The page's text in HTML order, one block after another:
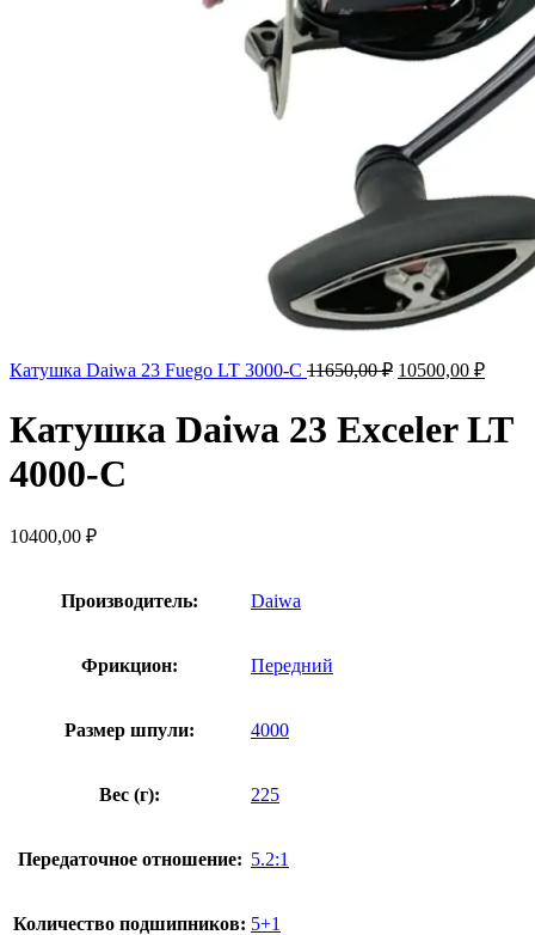
Катушка Daiwa 23 Fuego LT 3000-С 11650,00₽ 10500,00 ₽
Катушка Daiwa 23 Exceler LT
4000-C
10400,00 ₽
Производитель: Daiwa
Фрикцион: Передний
Размер шпули: 4000
Вес (г): 225
Передаточное отношение: 5.2:1
Количество подшипников: 5+1